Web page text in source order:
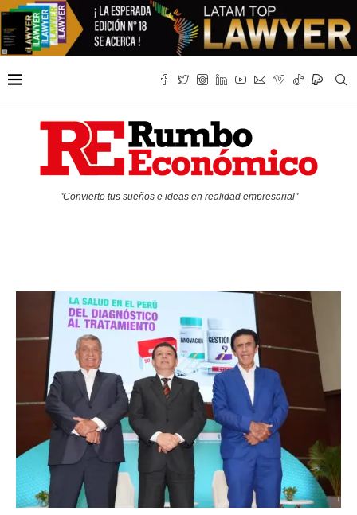
"Convierte tus sueños e ideas en realidad empresarial"